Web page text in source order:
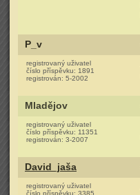
P_v
registrovaný uživatel
číslo příspěvku: 1891
registrován: 5-2002
Mladějov
registrovaný uživatel
číslo příspěvku: 11351
registrován: 3-2007
David_jaša
registrovaný uživatel
číslo příspěvku: 3385